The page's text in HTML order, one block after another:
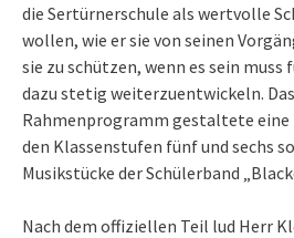
die Sertürnerschule als wertvolle
wollen, wie er sie von seinen
sie zu schützen, wenn es sein muss
dazu stetig weiterzuentwickeln.
Rahmenprogramm gestaltete eine
den Klassenstufen fünf und sechs
Musikstücke der Schülerband
Nach dem offiziellen Teil lud Herr